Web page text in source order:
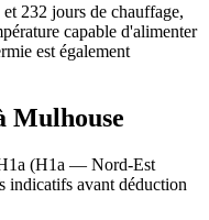
232 jours de chauffage,
capable d'alimenter
est également
Mulhouse
(H1a — Nord-Est
indicatifs avant déduction